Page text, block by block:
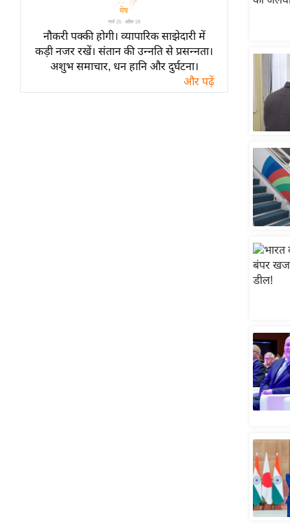
टेक्नॉलॉजी
ब्यूटी/फैशन
घरेलू नुस्खे
नौकरी पक्की होगी। व्यापारिक साझेदारी में
कड़ी नजर रखें। संतान की उन्नति से प्रसन्नता।
अशुभ समाचार, धन हानि और दुर्घटना।
और पढ़ें